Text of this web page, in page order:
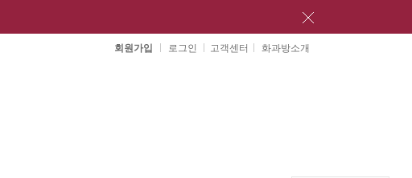
회원가입 로그인 고객센터 화과방소개